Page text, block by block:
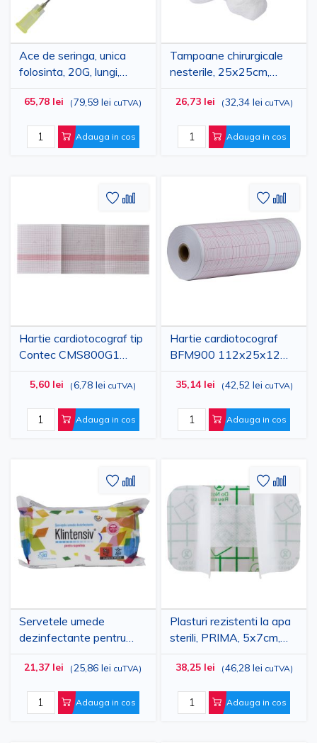
Ace de seringa, unica
folosinta, 20G, lungi,
medicale, pentru injectii
intramusculare,
intravenoase,
intraarteriale, galbene,
65,78 lei (79,59 lei cuTVA)
Adauga in cos
Tampoane chirurgicale
nesterile, 25x25cm,
100buc, bumbac 100%
26,73 lei (32,34 lei cuTVA)
Adauga in cos
Hartie cardiotocograf tip
Contec CMS800G1
112x100x150mm 1 rola
5,60 lei (6,78 lei cuTVA)
Adauga in cos
Adaugati
Lista
Dorinte
Adaugati
comparare
Hartie cardiotocograf
BFM900 112x25x12
mm 5 role PRIMA
35,14 lei (42,52 lei cuTVA)
Adauga in cos
Lista
de
Dorinte
Servetele umede
dezinfectante pentru
suprafete, Klintensiv, fara
alcool, 80 bucati
21,37 lei (25,86 lei cuTVA)
Adauga in cos
Adaugati
Lista
de
Dorinte
Adaugati
pentru
comparare
Plasturi rezistenti la apa
sterili, PRIMA, 5x7cm,
100 bucati
38,25 lei (46,28 lei cuTVA)
Adauga in cos
la
Lista
de
Dorinte